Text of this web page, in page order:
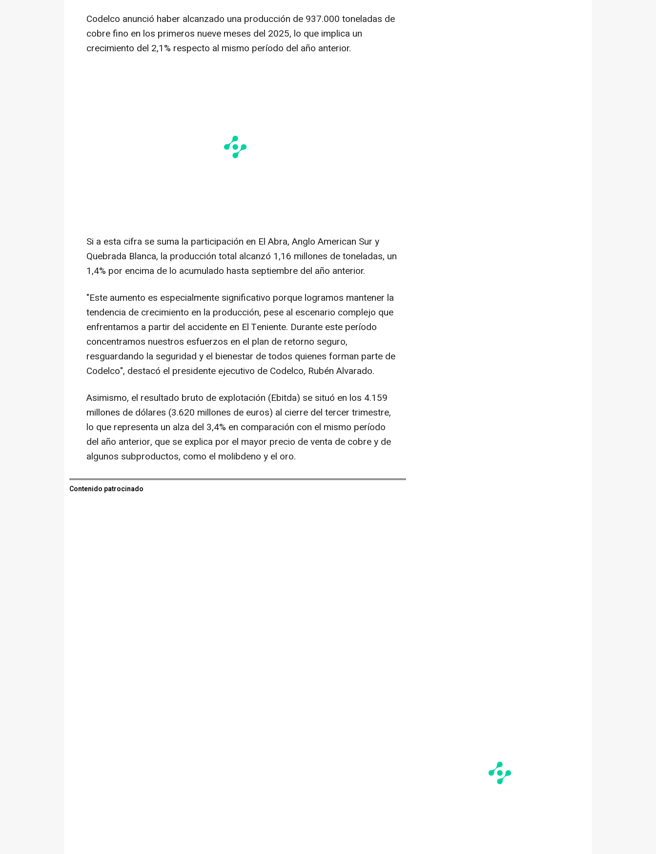
Codelco anunció haber alcanzado una producción de 937.000 toneladas de
cobre fino en los primeros nueve meses del 2025, lo que implica un
crecimiento del 2,1% respecto al mismo período del año anterior.
Si a esta cifra se suma la participación en El Abra, Anglo American Sur y
Quebrada Blanca, la producción total alcanzó 1,16 millones de toneladas, un
1,4% por encima de lo acumulado hasta septiembre del año anterior.
"Este aumento es especialmente significativo porque logramos mantener la
tendencia de crecimiento en la producción, pese al escenario complejo que
enfrentamos a partir del accidente en El Teniente. Durante este período
concentramos nuestros esfuerzos en el plan de retorno seguro,
resguardando la seguridad y el bienestar de todos quienes forman parte de
Codelco", destacó el presidente ejecutivo de Codelco, Rubén Alvarado.
Asimismo, el resultado bruto de explotación (Ebitda) se situó en los 4.159
millones de dólares (3.620 millones de euros) al cierre del tercer trimestre,
lo que representa un alza del 3,4% en comparación con el mismo período
del año anterior, que se explica por el mayor precio de venta de cobre y de
algunos subproductos, como el molibdeno y el oro.
Contenido patrocinado